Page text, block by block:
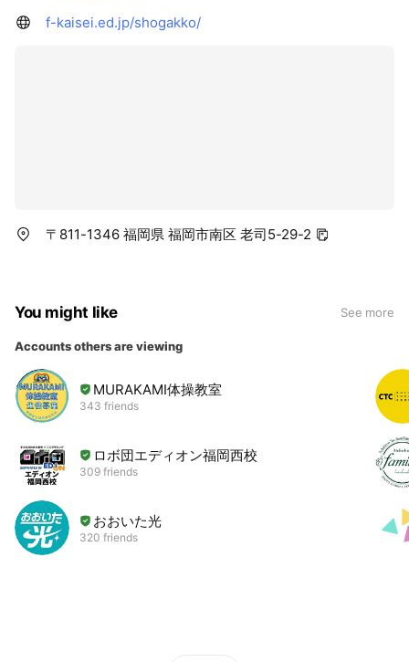
f-kaisei.ed.jp/shogakko/
〒811-1346 福岡県 福岡市南区 老司5-29-2
You might like See more
Accounts others are viewing
MURAKAMI体操教室
343 friends
ロボ団エディオン福岡西校
309 friends
おおいた光
320 friends